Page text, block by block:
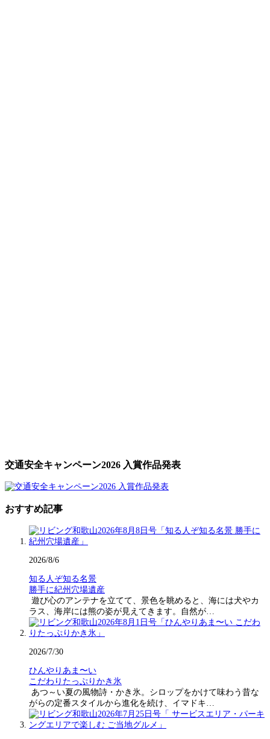
交通安全キャンペーン2026 入賞作品発表
おすすめ記事
2026/8/6
知る人ぞ知る名景
勝手に紀州穴場遺産
遊び心のアンテナを立てて、景色を眺めると、海には犬やカ
ラス、海岸には熊の姿が見えてきます。自然が…
2026/7/30
ひんやりあま〜い
こだわりたっぷりかき氷
あつ～い夏の風物詩・かき氷。シロップをかけて味わう昔な
がらの定番スタイルから進化を続け、イマドキ…